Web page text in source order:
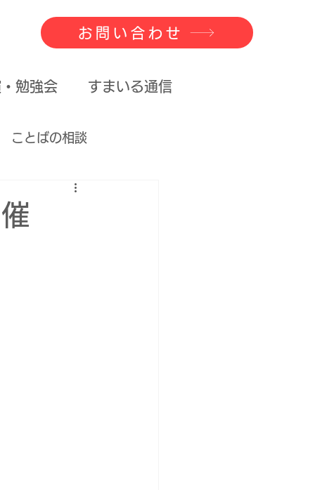
お問い合わせ
勉強会 すまいる通信
ことばの相談
るということ